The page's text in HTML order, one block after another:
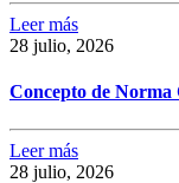
Leer más
28 julio, 2026
Concepto de Norma
Leer más
28 julio, 2026